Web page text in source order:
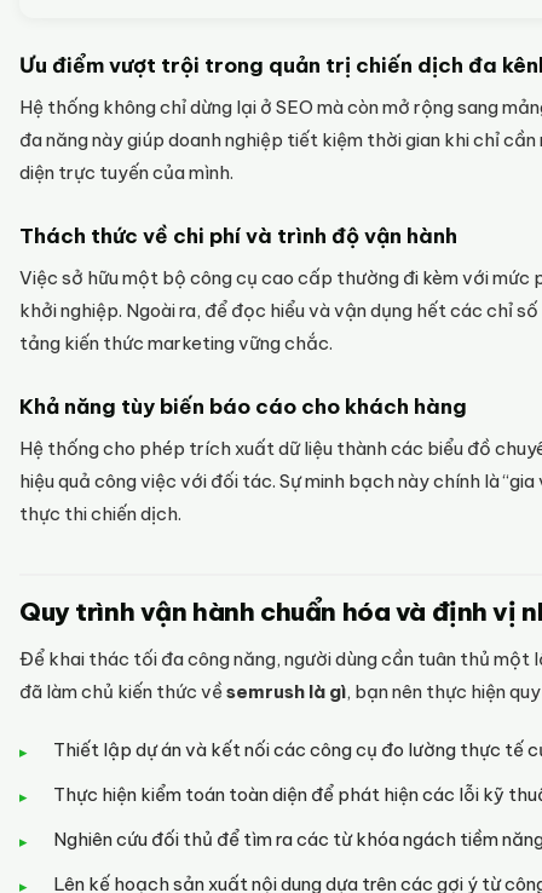
Ưu điểm vượt trội trong quản trị chiến dịch đa
Hệ thống không chỉ dừng lại ở SEO mà còn mở rộng sang
đa năng này giúp doanh nghiệp tiết kiệm thời gian khi chỉ
diện trực tuyến của mình.
Thách thức về chi phí và trình độ vận hành
Việc sở hữu một bộ công cụ cao cấp thường đi kèm với mức
khởi nghiệp. Ngoài ra, để đọc hiểu và vận dụng hết các chỉ
tảng kiến thức marketing vững chắc.
Khả năng tùy biến báo cáo cho khách hàng
Hệ thống cho phép trích xuất dữ liệu thành các biểu đồ
hiệu quả công việc với đối tác. Sự minh bạch này chính là
thực thi chiến dịch.
Quy trình vận hành chuẩn hóa và định vị
Để khai thác tối đa công năng, người dùng cần tuân thủ một
đã làm chủ kiến thức về semrush là gì, bạn nên thực hiện
Thiết lập dự án và kết nối các công cụ đo lường thực tế
Thực hiện kiểm toán toàn diện để phát hiện các lỗi kỹ
Nghiên cứu đối thủ để tìm ra các từ khóa ngách tiềm
Lên kế hoạch sản xuất nội dung dựa trên các gợi ý từ